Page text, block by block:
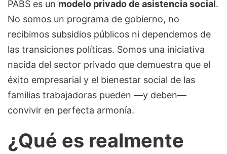
PABS es un modelo privado de asistencia social.
No somos un programa de gobierno, no
recibimos subsidios públicos ni dependemos de
las transiciones políticas. Somos una iniciativa
nacida del sector privado que demuestra que el
éxito empresarial y el bienestar social de las
familias trabajadoras pueden —y deben—
convivir en perfecta armonía.
¿Qué es realmente